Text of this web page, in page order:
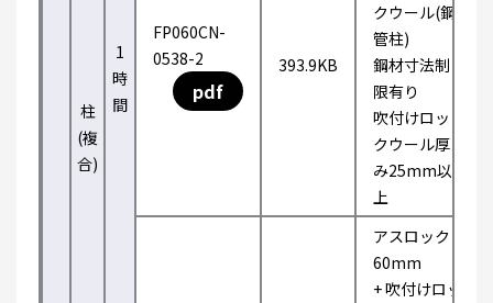
柱
(複
合)
1
時
間
FP060CN-
0538-2
pdf
393.9KB
クウール(鋼
管柱)
鋼材寸法制
限有り
吹付けロッ
クウール厚
み25mm以
上
アスロック
60mm
+ 吹付けロッ